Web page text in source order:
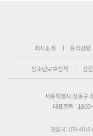
회사소개 윤리강령
청소년보호정책 정
서울특별시 성동구
대표전화 :
편집국 : 070-